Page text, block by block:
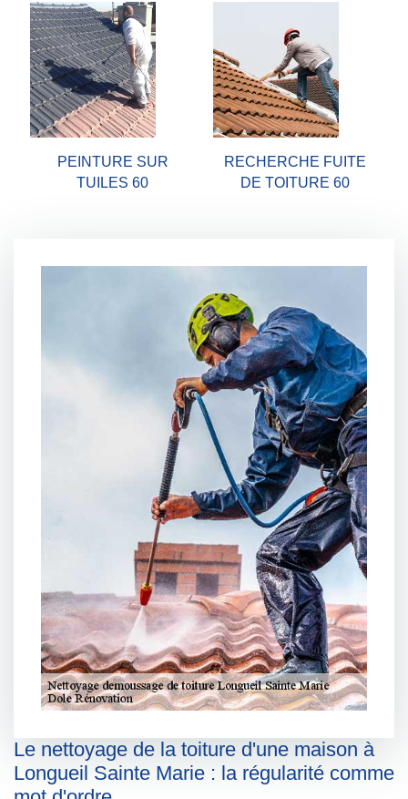
PEINTURE SUR
TUILES 60
RECHERCHE FUITE
DE TOITURE 60
Le nettoyage de la toiture d'une maison à
Longueil Sainte Marie : la régularité comme